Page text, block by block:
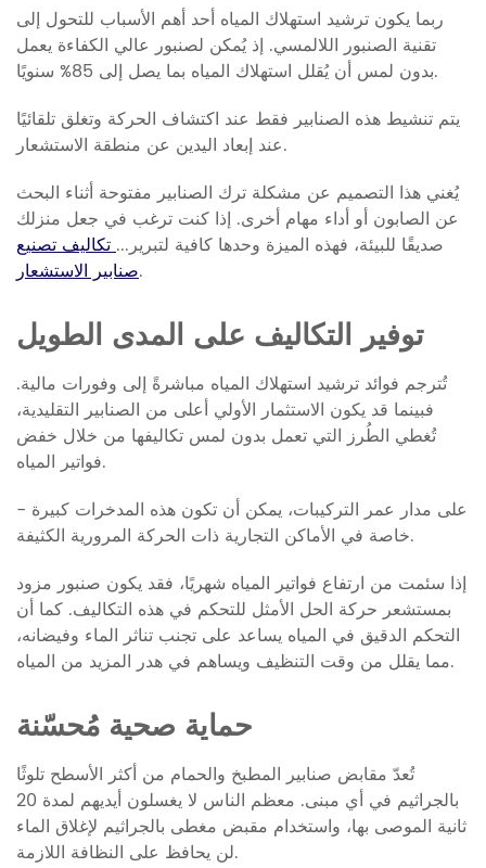
ربما يكون ترشيد استهلاك المياه أحد أهم الأسباب للتحول إلى
تقنية الصنبور اللالمسي. إذ يُمكن لصنبور عالي الكفاءة يعمل
بدون لمس أن يُقلل استهلاك المياه بما يصل إلى 85% سنويًا.
يتم تنشيط هذه الصنابير فقط عند اكتشاف الحركة وتغلق تلقائيًا
عند إبعاد اليدين عن منطقة الاستشعار.
يُغني هذا التصميم عن مشكلة ترك الصنابير مفتوحة أثناء البحث
عن الصابون أو أداء مهام أخرى. إذا كنت ترغب في جعل منزلك
صديقًا للبيئة، فهذه الميزة وحدها كافية لتبرير...تكاليف تصنيع
صنابير الاستشعار.
توفير التكاليف على المدى الطويل
تُترجم فوائد ترشيد استهلاك المياه مباشرةً إلى وفورات مالية.
فبينما قد يكون الاستثمار الأولي أعلى من الصنابير التقليدية،
تُغطي الطُرز التي تعمل بدون لمس تكاليفها من خلال خفض
فواتير المياه.
على مدار عمر التركيبات، يمكن أن تكون هذه المدخرات كبيرة -
خاصة في الأماكن التجارية ذات الحركة المرورية الكثيفة.
إذا سئمت من ارتفاع فواتير المياه شهريًا، فقد يكون صنبور مزود
بمستشعر حركة الحل الأمثل للتحكم في هذه التكاليف. كما أن
التحكم الدقيق في المياه يساعد على تجنب تناثر الماء وفيضانه،
مما يقلل من وقت التنظيف ويساهم في هدر المزيد من المياه.
حماية صحية مُحسّنة
تُعدّ مقابض صنابير المطبخ والحمام من أكثر الأسطح تلوثًا
بالجراثيم في أي مبنى. معظم الناس لا يغسلون أيديهم لمدة 20
ثانية الموصى بها، واستخدام مقبض مغطى بالجراثيم لإغلاق الماء
لن يحافظ على النظافة اللازمة.